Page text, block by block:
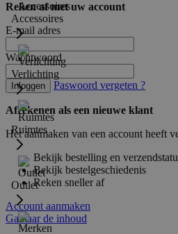
Accessoires
Verlichting
Ruimtes
Outlet
Reken af met uw account
E-mail adres
Wachtwoord
Inloggen Paswoord vergeten ?
Afrekenen als een nieuwe klant
Het aanmaken van een account heeft
Bekijk bestelling en
Bekijk bestelgeschiedenis
Reken sneller af
Account aanmaken
Ga naar de inhoud